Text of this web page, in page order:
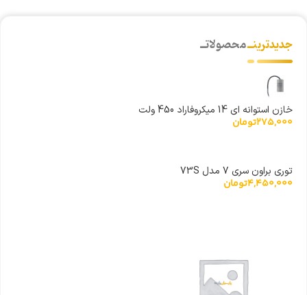
جدیدترینــمحصولاتــ
خازن استوانه ای 14 میکروفاراد 450 ولت
275,000تومان
توری براون سری 7 مدل 73S
4,450,000تومان